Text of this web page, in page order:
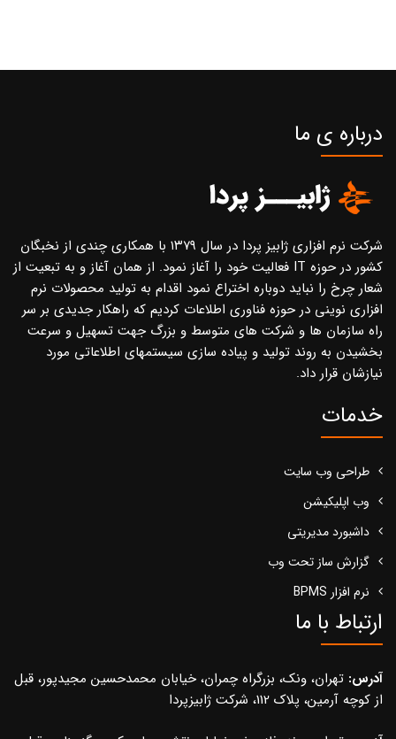
درباره ی ما
شرکت نرم افزاری ژابیز پردا در سال ۱۳۷۹ با همکاری چندی از نخبگان
کشور در حوزه IT فعالیت خود را آغاز نمود. از همان آغاز و به تبعیت از
شعار چرخ را نباید دوباره اختراع نمود اقدام به تولید محصولات نرم
افزاری نوینی در حوزه فناوری اطلاعات کردیم که راهکار جدیدی بر سر
راه سازمان ها و شرکت های متوسط و بزرگ جهت تسهیل و سرعت
بخشیدن به روند تولید و پیاده سازی سیستمهای اطلاعاتی مورد
نیازشان قرار داد.
خدمات
طراحی وب سایت
وب اپلیکیشن
داشبورد مدیریتی
گزارش ساز تحت وب
نرم افزار BPMS
ارتباط با ما
آدرس: تهران، ونک، بزرگراه چمران، خیابان محمدحسین مجیدپور، قبل
از کوچه آرمین، پلاک 112، شرکت ژابیزپردا